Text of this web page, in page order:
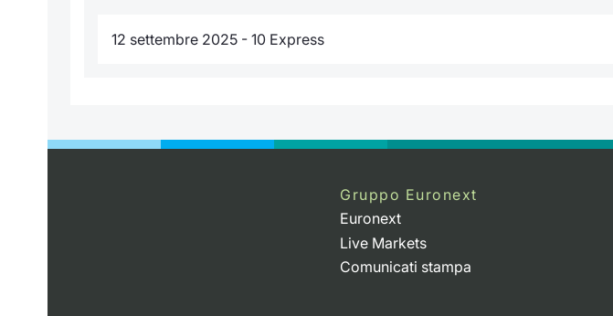
12 settembre 2025 - 10 Express
Gruppo Euronext
Euronext
Live Markets
Comunicati stampa